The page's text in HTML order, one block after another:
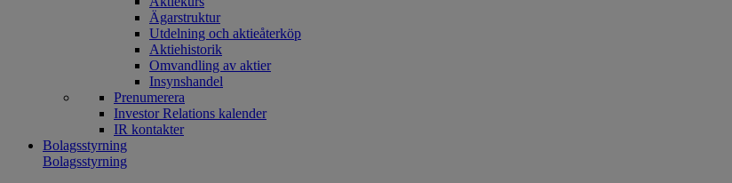
Ägarstruktur
Utdelning och aktieåterköp
Aktiehistorik
Omvandling av aktier
Insynshandel
Prenumerera
Investor Relations kalender
IR kontakter
Bolagsstyrning
Bolagsstyrning